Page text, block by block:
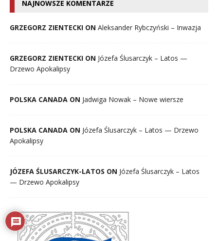
NAJNOWSZE KOMENTARZE
GRZEGORZ ZIENTECKI ON Aleksander Rybczyński – Inwazja
GRZEGORZ ZIENTECKI ON Józefa Ślusarczyk – Latos —
Drzewo Apokalipsy
POLSKA CANADA ON Jadwiga Nowak – Nowe wiersze
POLSKA CANADA ON Józefa Ślusarczyk – Latos — Drzewo
Apokalipsy
JÓZEFA ŚLUSARCZYK-LATOS ON Józefa Ślusarczyk – Latos
— Drzewo Apokalipsy